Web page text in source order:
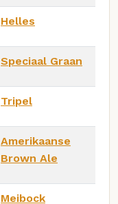
Helles
Speciaal Graan
Tripel
Amerikaanse
Brown Ale
Meibock